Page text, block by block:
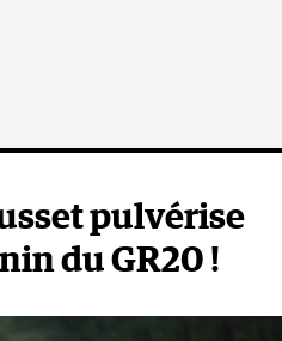
pulvérise
du GR20 !